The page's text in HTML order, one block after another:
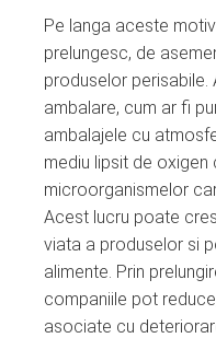
Pe langa aceste
prelungesc, de
produselor perisabile.
ambalare, cum ar fi
ambalajele cu
mediu lipsit de
microorganismelor
Acest lucru poate
viata a produselor si
alimente. Prin
companiile pot
asociate cu